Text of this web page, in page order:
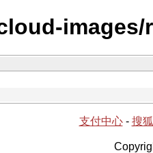
images/
支付中心- 搜